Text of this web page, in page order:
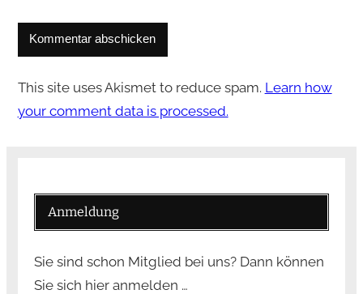
This site uses Akismet to reduce spam. Learn how
your comment data is processed.
Anmeldung
Sie sind schon Mitglied bei uns? Dann können
Sie sich hier anmelden …